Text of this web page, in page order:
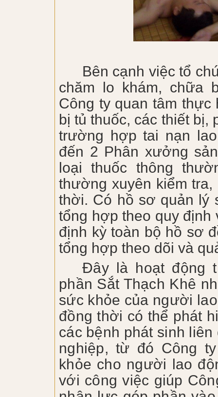
Bên cạnh việc tổ
chăm lo khám, chữa
Công ty quan tâm
bị tủ thuốc, các thiết
trường hợp tai nạn
đến 2 Phân xưởng
loại thuốc thông
thường xuyên kiểm
thời. Có hồ sơ quản lý
tổng hợp theo quy định
định kỳ toàn bộ hồ sơ
tổng hợp theo dõi và
Đây là hoạt động
phần Sắt Thạch Khê
sức khỏe của người
đồng thời có thể phát
các bệnh phát sinh
nghiệp, từ đó Công
khỏe cho người lao
với công việc giúp